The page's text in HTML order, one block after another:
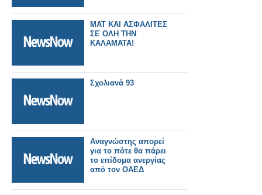
ΜΑΤ ΚΑΙ ΑΣΦΑΛΙΤΕΣ
ΣΕ ΟΛΗ ΤΗΝ
ΚΑΛΑΜΑΤΑ!
Σχολιανά 93
Αναγνώστης απορεί
για το πότε θα πάρει
το επίδομα ανεργίας
από τον ΟΑΕΔ